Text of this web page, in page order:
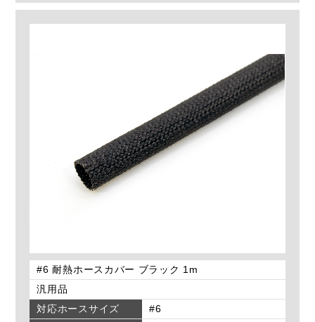
#6 耐熱ホースカバー ブラック 1m
汎用品
対応ホースサイズ
#6